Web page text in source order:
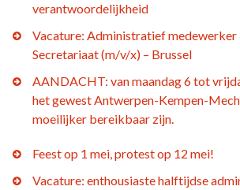
verantwoordelijkheid
Vacature: Administratief
Secretariaat (m/v/x) – Brussel
AANDACHT: van maandag 6 tot
het gewest Antwerpen-Kempen-
moeilijker bereikbaar zijn.
Feest op 1 mei, protest op 12 mei!
Vacature: enthousiaste halftijdse